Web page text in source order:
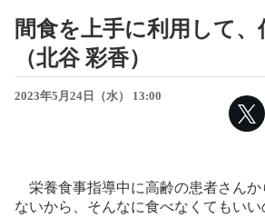
間食を上手に利用して、
（北谷 彩香）
2023年5月24日（水） 13:00
栄養食事指導中に高齢の患者さんか
ないから、そんなに食べなくてもい